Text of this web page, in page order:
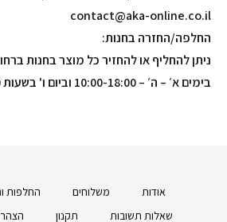
contact@aka-online.co.il
החלפה/החזרה בחנות:
בימים א׳ – ה׳ – 10:00-18:00 וביום ו' בשעות 10:00-13:00.
אודות משלוחים
החלפות
שאלות תשובות
תקנון